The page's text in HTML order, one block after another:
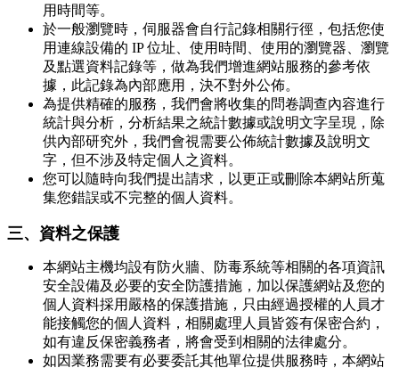
用時間等。
於一般瀏覽時，伺服器會自行記錄相關行徑，包括您使
用連線設備的 IP 位址、使用時間、使用的瀏覽器、瀏覽
及點選資料記錄等，做為我們增進網站服務的參考依
據，此記錄為內部應用，決不對外公佈。
為提供精確的服務，我們會將收集的問卷調查內容進行
統計與分析，分析結果之統計數據或說明文字呈現，除
供內部研究外，我們會視需要公佈統計數據及說明文
字，但不涉及特定個人之資料。
您可以隨時向我們提出請求，以更正或刪除本網站所蒐
集您錯誤或不完整的個人資料。
三、資料之保護
本網站主機均設有防火牆、防毒系統等相關的各項資訊
安全設備及必要的安全防護措施，加以保護網站及您的
個人資料採用嚴格的保護措施，只由經過授權的人員才
能接觸您的個人資料，相關處理人員皆簽有保密合約，
如有違反保密義務者，將會受到相關的法律處分。
如因業務需要有必要委託其他單位提供服務時，本網站